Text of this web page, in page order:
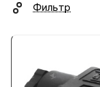
Фильтр